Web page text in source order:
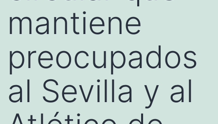
mantiene
preocupados
al Sevilla y al